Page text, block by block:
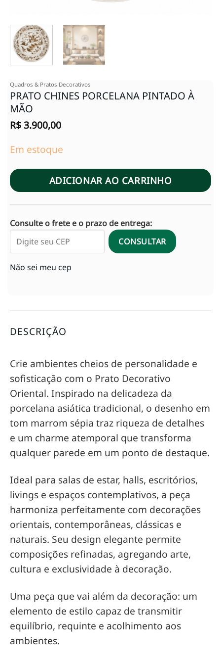
Quadros & Pratos Decorativos
PRATO CHINES PORCELANA PINTADO À
MÃO
R$3.900,00
Em estoque
ADICIONAR AO CARRINHO
Consulte o frete e o prazo de entrega:
CONSULTAR
Não sei meu cep
DESCRIÇÃO
Crie ambientes cheios de personalidade e
sofisticação com o Prato Decorativo
Oriental. Inspirado na delicadeza da
porcelana asiática tradicional, o desenho em
tom marrom sépia traz riqueza de detalhes
e um charme atemporal que transforma
qualquer parede em um ponto de destaque.
Ideal para salas de estar, halls, escritórios,
livings e espaços contemplativos, a peça
harmoniza perfeitamente com decorações
orientais, contemporâneas, clássicas e
naturais. Seu design elegante permite
composições refinadas, agregando arte,
cultura e exclusividade à decoração.
Uma peça que vai além da decoração: um
elemento de estilo capaz de transmitir
equilíbrio, requinte e acolhimento aos
ambientes.